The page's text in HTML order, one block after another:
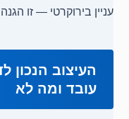
עניין בירוקרטי — זו
העיצוב הנכון
עובד ומה לא